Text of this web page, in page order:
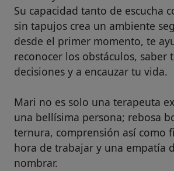
Su capacidad tanto de escucha
sin tapujos crea un ambiente
desde el primer momento, te
reconocer los obstáculos, saber
decisiones y a encauzar tu vida.
Mari no es solo una terapeuta
una bellísima persona; rebosa
ternura, comprensión así como
hora de trabajar y una empatía
nombrar.